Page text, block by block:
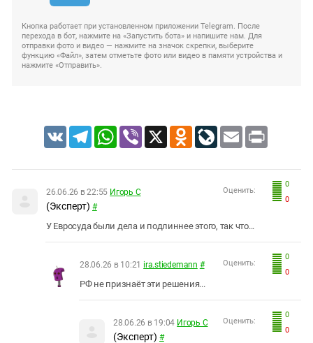
Кнопка работает при установленном приложении Telegram. После
перехода в бот, нажмите на «Запустить бота» и напишите нам. Для
отправки фото и видео — нажмите на значок скрепки, выберите
функцию «Файл», затем отметьте фото или видео в памяти устройства и
нажмите «Отправить».
VK TelegramWhatsApp
Viber X Odnoklassniki
LiveJournal
Email Print
0
0
Оценить:
26.06.26 в 22:55 Игорь С
(Эксперт) #
У Евросуда были дела и подлиннее этого, так что...
0
0
Оценить:
28.06.26 в 10:21 ira.stiedemann #
РФ не признаёт эти решения...
0
0
Оценить:
28.06.26 в 19:04 Игорь С
(Эксперт) #